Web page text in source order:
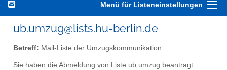
Menü für Listeneinstellungen
ub.umzug@lists.hu-berlin.de
Betreff: Mail-Liste der Umzugskommunikation
Sie haben die Abmeldung von Liste ub.umzug beantragt